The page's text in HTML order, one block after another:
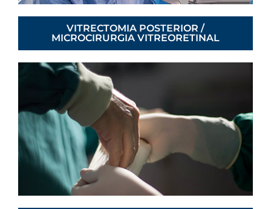
VITRECTOMIA POSTERIOR /
MICROCIRURGIA VITREORETINAL